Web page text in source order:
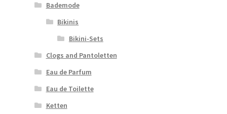
Bademode
Bikinis
Bikini-Sets
Clogs and Pantoletten
Eau de Parfum
Eau de Toilette
Ketten